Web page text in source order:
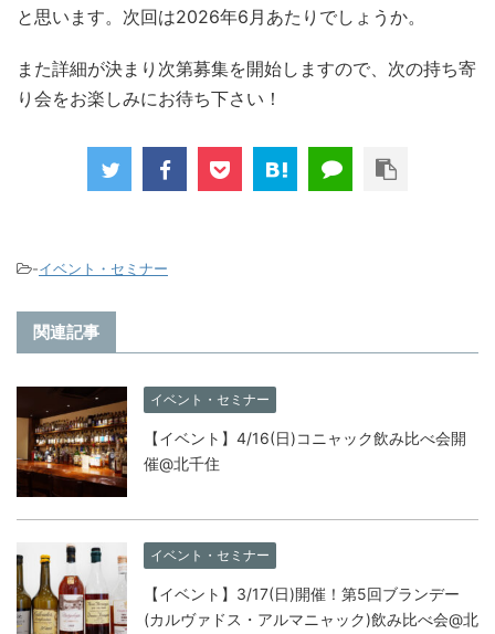
と思います。次回は2026年6月あたりでしょうか。
また詳細が決まり次第募集を開始しますので、次の持ち寄
り会をお楽しみにお待ち下さい！
-イベント・セミナー
関連記事
イベント・セミナー
【イベント】4/16(日)コニャック飲み比べ会開
催@北千住
イベント・セミナー
【イベント】3/17(日)開催！第5回ブランデー
(カルヴァドス・アルマニャック)飲み比べ会@北